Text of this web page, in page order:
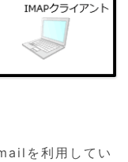
を利用してい